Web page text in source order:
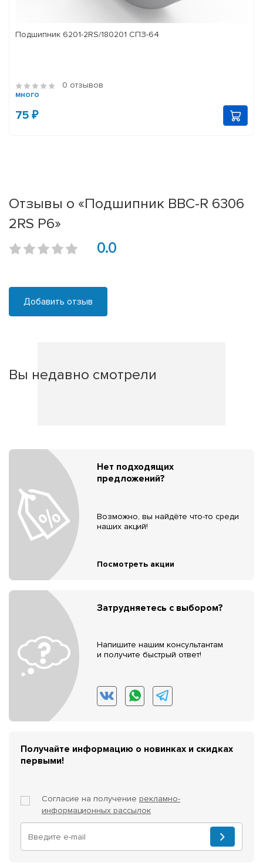
Подшипник 6201-2RS/180201 СПЗ-64
0 отзывов
много
75 ₽
Отзывы о «Подшипник BBC-R 6306
2RS P6»
0.0
Добавить отзыв
Вы недавно смотрели
Нет подходящих
предложений?
Возможно, вы найдёте что-то среди
наших акций!
Посмотреть акции
Затрудняетесь с выбором?
Напишите нашим консультантам
и получите быстрый ответ!
Получайте информацию о новинках и скидках
первыми!
Согласие на получение рекламно-
информационных рассылок